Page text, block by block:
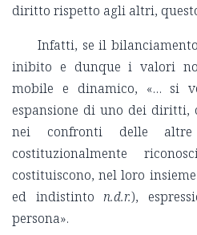
diritto rispetto agli altri,
Infatti, se il
inibito e dunque i valori
mobile e dinamico, «… si
espansione di uno dei diritti,
nei confronti delle altre
costituzionalmente
costituiscono, nel loro
ed indistinto n.d.r.),
persona».